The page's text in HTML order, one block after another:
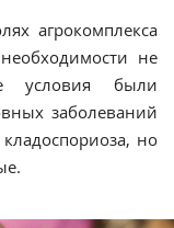
агрокомплекса
не
условия были
заболеваний
но